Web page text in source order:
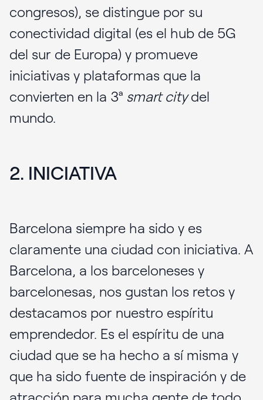
congresos), se distingue por su
conectividad digital (es el hub de 5G
del sur de Europa) y promueve
iniciativas y plataformas que la
convierten en la 3ª smart citydel
mundo.
2. INICIATIVA
Barcelona siempre ha sido y es
claramente una ciudad con iniciativa. A
Barcelona, a los barceloneses y
barcelonesas, nos gustan los retos y
destacamos por nuestro espíritu
emprendedor. Es el espíritu de una
ciudad que se ha hecho a sí misma y
que ha sido fuente de inspiración y de